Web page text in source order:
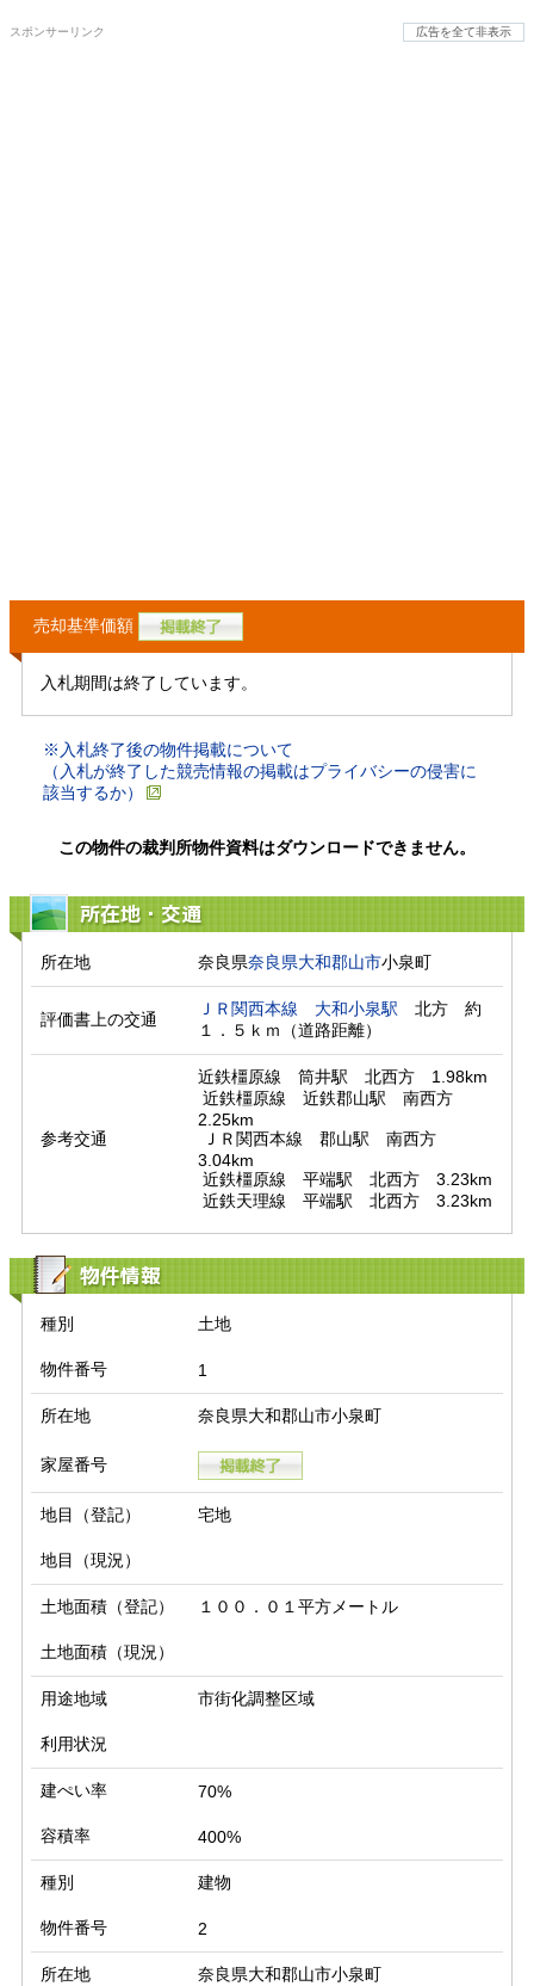
スポンサーリンク 広告を全て非表示
売却基準価額
入札期間は終了しています。
※入札終了後の物件掲載について
（入札が終了した競売情報の掲載はプライバシーの侵害に
該当するか）
この物件の裁判所物件資料はダウンロードできません。
所在地・交通
所在地 奈良県奈良県大和郡山市小泉町
評価書上の交通
ＪＲ関西本線 大和小泉駅 北方　約
１．５ｋｍ（道路距離）
参考交通
近鉄橿原線　筒井駅　北西方　1.98km
2.25km
3.04km
近鉄天理線　平端駅　北西方　3.23km
物件情報
種別 土地
物件番号 1
所在地 奈良県大和郡山市小泉町
家屋番号
地目（登記） 宅地
地目（現況）
土地面積（登記） １００．０１平方メートル
土地面積（現況）
用途地域 市街化調整区域
利用状況
建ぺい率 70%
容積率 400%
種別 建物
物件番号 2
所在地 奈良県大和郡山市小泉町